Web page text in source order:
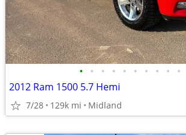
• • • • • • • • • •
2012 Ram 1500 5.7 Hemi
7/28 129k mi Midland